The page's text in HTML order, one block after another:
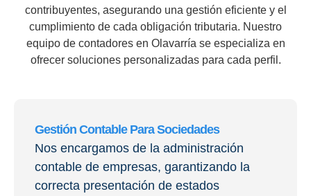
contribuyentes, asegurando una gestión eficiente y el
cumplimiento de cada obligación tributaria. Nuestro
equipo de contadores en Olavarría se especializa en
ofrecer soluciones personalizadas para cada perfil.
Gestión Contable Para Sociedades
Nos encargamos de la administración
contable de empresas, garantizando la
correcta presentación de estados